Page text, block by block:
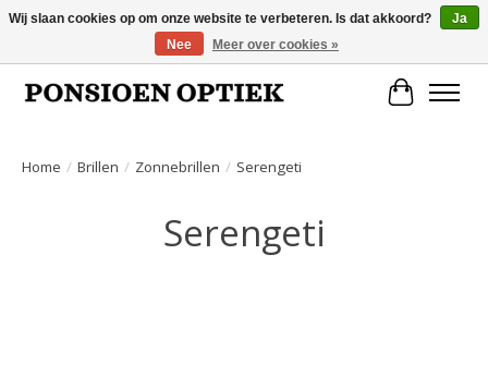
Openingstijden: dinsdag, donderdag, vrijdag, zaterdag van 10.00 t/m 17.00 uur
Home / Brillen / Zonnebrillen / Serengeti
Serengeti
Wij slaan cookies op om onze website te verbeteren. Is dat akkoord?
Ja
Nee
Meer over cookies »